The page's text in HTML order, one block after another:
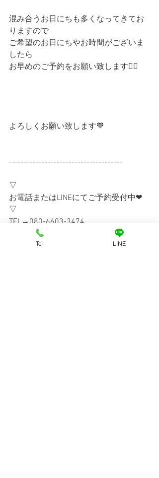
混み合うお日にちも多くなってきてお
りますので
ご希望のお日にちやお時間がございま
したら
お早めのご予約をお願い致します🙇‍♀️
よろしくお願い致します🧡
--------------------------------------
▽
お電話またはLINEにてご予約受付中❤︎
▽
TEL→080-6603-3474
LINE ID→dogsalonito
Tel LINE